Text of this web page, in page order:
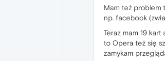
Mam też problem
np. facebook
Teraz mam 19
to Opera też się
zamykam